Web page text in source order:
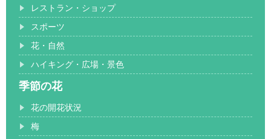
レストラン・ショップ
スポーツ
花・自然
ハイキング・広場・景色
季節の花
花の開花状況
梅